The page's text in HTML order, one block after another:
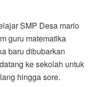
SMP Desa mario
guru matematika
baru dibubarkan
ke sekolah untuk
hingga sore.